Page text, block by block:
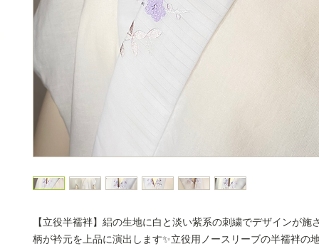
【立役半襦袢】絽の生地に白と淡い紫系の刺繍でデザインが施
柄が衿元を上品に演出します✨立役用ノースリーブの半襦袢の